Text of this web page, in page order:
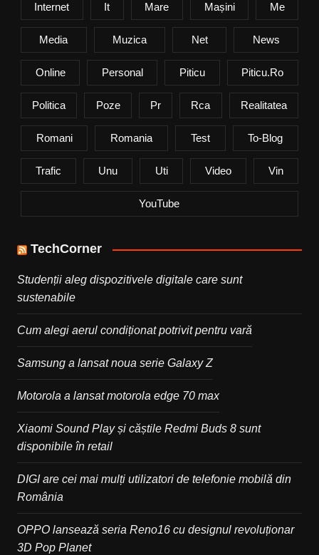
Internet It Mare Mașini Me
Media Muzica Net News
Online Personal Piticu Piticu.ro
Politica Poze Pr Rca Realitatea
Romani Romania Test To-Blog
Trafic Unu Uti Video Vin
YouTube
TechCorner
Studenții aleg dispozitivele digitale care sunt
sustenabile
Cum alegi aerul condiționat potrivit pentru vară
Samsung a lansat noua serie Galaxy Z
Motorola a lansat motorola edge 70 max
Xiaomi Sound Play și căștile Redmi Buds 8 sunt
disponibile în retail
DIGI are cei mai mulți utilizatori de telefonie mobilă din
România
OPPO lansează seria Reno16 cu designul revoluționar
3D Pop Planet